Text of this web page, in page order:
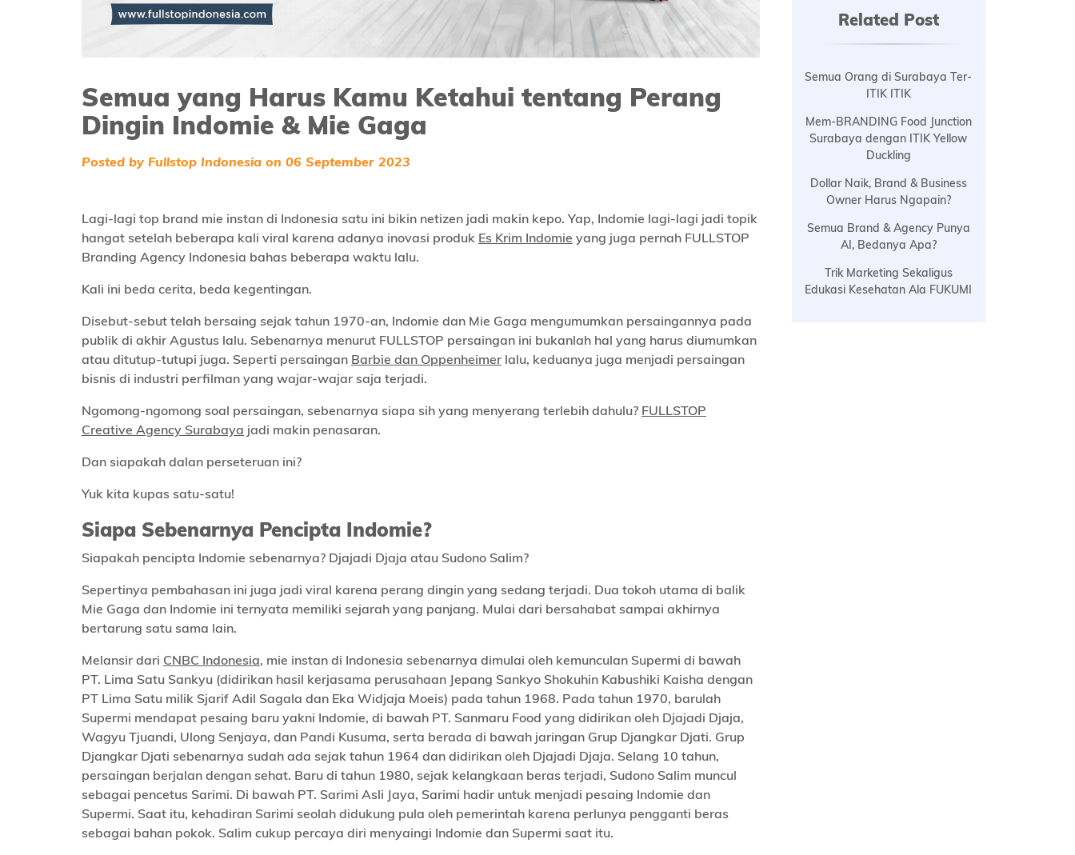
Semua yang Harus Kamu Ketahui tentang Perang
Dingin Indomie & Mie Gaga
Posted by Fullstop Indonesia on 06 September 2023
Lagi-lagi top brand mie instan di Indonesia satu ini bikin netizen jadi makin kepo. Yap, Indomie lagi-lagi jadi topik
hangat setelah beberapa kali viral karena adanya inovasi produk Es Krim Indomie yang juga pernah FULLSTOP
Branding Agency Indonesia bahas beberapa waktu lalu.
Kali ini beda cerita, beda kegentingan.
Disebut-sebut telah bersaing sejak tahun 1970-an, Indomie dan Mie Gaga mengumumkan persaingannya pada
publik di akhir Agustus lalu. Sebenarnya menurut FULLSTOP persaingan ini bukanlah hal yang harus diumumkan
atau ditutup-tutupi juga. Seperti persaingan Barbie dan Oppenheimer lalu, keduanya juga menjadi persaingan
bisnis di industri perfilman yang wajar-wajar saja terjadi.
Ngomong-ngomong soal persaingan, sebenarnya siapa sih yang menyerang terlebih dahulu? FULLSTOP
Creative Agency Surabaya jadi makin penasaran.
Dan siapakah dalan perseteruan ini?
Yuk kita kupas satu-satu!
Siapa Sebenarnya Pencipta Indomie?
Siapakah pencipta Indomie sebenarnya? Djajadi Djaja atau Sudono Salim?
Sepertinya pembahasan ini juga jadi viral karena perang dingin yang sedang terjadi. Dua tokoh utama di balik
Mie Gaga dan Indomie ini ternyata memiliki sejarah yang panjang. Mulai dari bersahabat sampai akhirnya
bertarung satu sama lain.
Melansir dari CNBC Indonesia, mie instan di Indonesia sebenarnya dimulai oleh kemunculan Supermi di bawah
PT. Lima Satu Sankyu (didirikan hasil kerjasama perusahaan Jepang Sankyo Shokuhin Kabushiki Kaisha dengan
PT Lima Satu milik Sjarif Adil Sagala dan Eka Widjaja Moeis) pada tahun 1968. Pada tahun 1970, barulah
Supermi mendapat pesaing baru yakni Indomie, di bawah PT. Sanmaru Food yang didirikan oleh Djajadi Djaja,
Wagyu Tjuandi, Ulong Senjaya, dan Pandi Kusuma, serta berada di bawah jaringan Grup Djangkar Djati. Grup
Djangkar Djati sebenarnya sudah ada sejak tahun 1964 dan didirikan oleh Djajadi Djaja. Selang 10 tahun,
persaingan berjalan dengan sehat. Baru di tahun 1980, sejak kelangkaan beras terjadi, Sudono Salim muncul
sebagai pencetus Sarimi. Di bawah PT. Sarimi Asli Jaya, Sarimi hadir untuk menjadi pesaing Indomie dan
Supermi. Saat itu, kehadiran Sarimi seolah didukung pula oleh pemerintah karena perlunya pengganti beras
sebagai bahan pokok. Salim cukup percaya diri menyaingi Indomie dan Supermi saat itu.
Related Post
Semua Orang di Surabaya Ter-
ITIK ITIK
Mem-BRANDING Food Junction
Surabaya dengan ITIK Yellow
Duckling
Dollar Naik, Brand & Business
Owner Harus Ngapain?
Semua Brand & Agency Punya
AI, Bedanya Apa?
Trik Marketing Sekaligus
Edukasi Kesehatan Ala FUKUMI